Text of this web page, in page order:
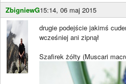
ZbigniewG15:14, 06 maj 2015
drugie podejście jakimś
wcześniej ani zipnął
Szafirek żółty (Muscari